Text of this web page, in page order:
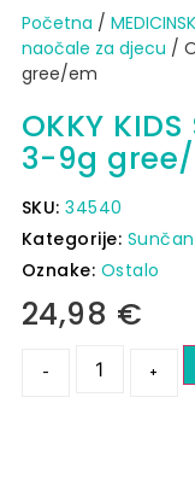
Početna /
naočale za djecu /
gree/em
OKKY KIDS
3-9g
SKU:34540
Kategorije:
Oznake: Ostalo
24,98 €
- +